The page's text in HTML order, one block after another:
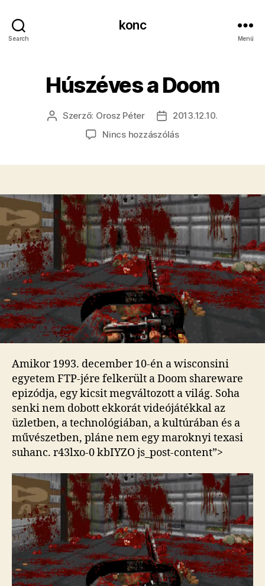
Search
konc
Menü
Húszéves a Doom
Bejegyzés
szerzője
Szerző: Orosz Péter
Bejegyzés
dátuma
2013.12.10.
Nincs hozzászólása(z)
Amikor 1993. december 10-én a wisconsini
egyetem FTP-jére felkerült a Doom shareware
epizódja, egy kicsit megváltozott a világ. Soha
senki nem dobott ekkorát videójátékkal az
üzletben, a technológiában, a kultúrában és a
művészetben, pláne nem egy maroknyi texasi
suhanc. r43lxo-0 kbIYZO js_post-content”>